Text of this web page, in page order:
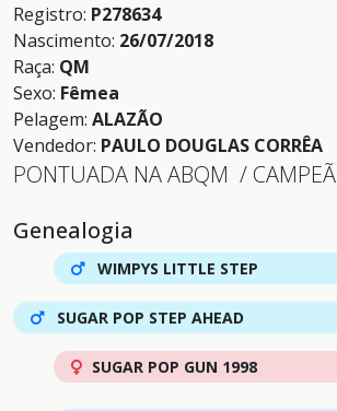
Registro: P278634
Nascimento: 26/07/2018
Raça: QM
Sexo: Fêmea
Pelagem: ALAZÃO
Vendedor: PAULO DOUGLAS CORRÊA
PONTUADA NA ABQM /
Genealogia
WIMPYS LITTLE STEP
SUGAR POP STEP AHEAD
SUGAR POP GUN 1998